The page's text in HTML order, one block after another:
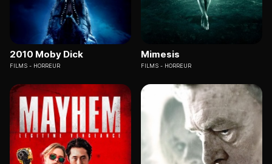
2010 Moby Dick
FILMS HORREUR
Mimesis
FILMS HORREUR